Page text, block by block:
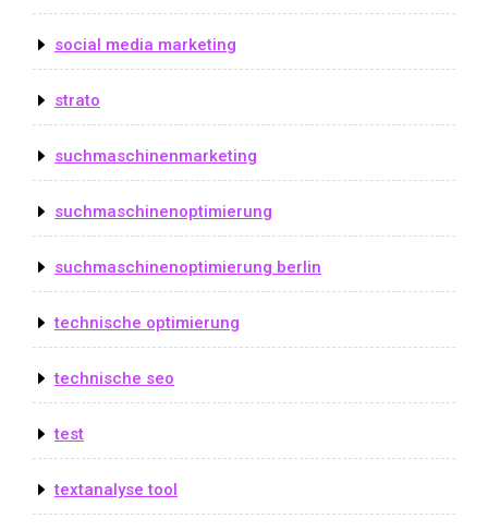
social media marketing
strato
suchmaschinenmarketing
suchmaschinenoptimierung
suchmaschinenoptimierung berlin
technische optimierung
technische seo
test
textanalyse tool